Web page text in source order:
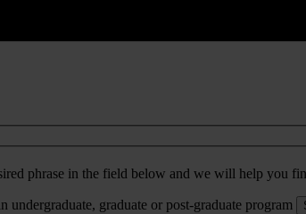
phrase in the field below and we will help you
undergraduate, graduate or post-graduate program